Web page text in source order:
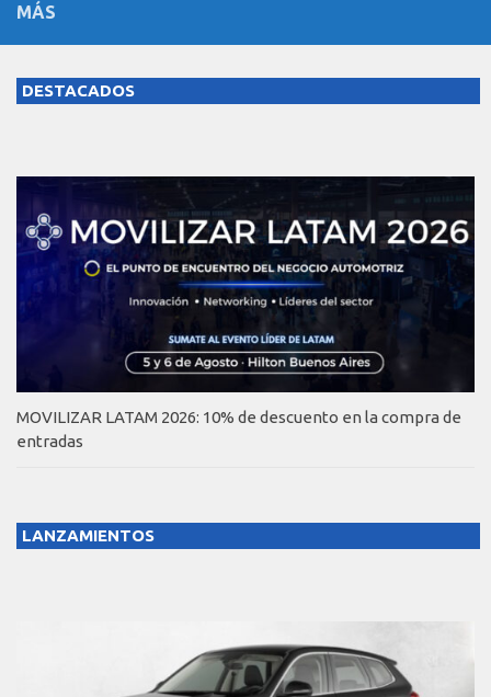
MÁS
DESTACADOS
MOVILIZAR LATAM 2026: 10% de descuento en la compra de
entradas
LANZAMIENTOS